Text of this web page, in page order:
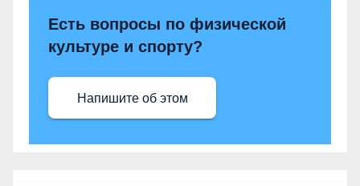
Есть вопросы по физической
культуре и спорту?
Напишите об этом